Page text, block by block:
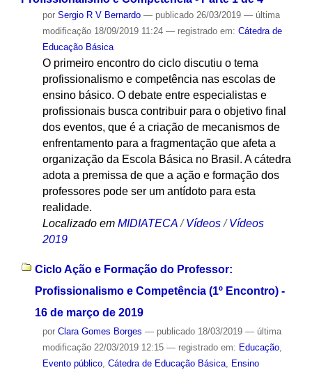
por Sergio R V Bernardo — publicado26/03/2019 — última
modificação18/09/2019 11:24 — registrado em: Cátedra de
Educação Básica
O primeiro encontro do ciclo discutiu o tema
profissionalismo e competência nas escolas de
ensino básico. O debate entre especialistas e
profissionais busca contribuir para o objetivo final
dos eventos, que é a criação de mecanismos de
enfrentamento para a fragmentação que afeta a
organização da Escola Básica no Brasil. A cátedra
adota a premissa de que a ação e formação dos
professores pode ser um antídoto para esta
realidade.
Localizado em MIDIATECA /Vídeos /Vídeos
2019
Ciclo Ação e Formação do Professor:
Profissionalismo e Competência (1º Encontro) -
16 de março de 2019
por Clara Gomes Borges — publicado18/03/2019 — última
modificação22/03/2019 12:15 — registrado em: Educação,
Evento público, Cátedra de Educação Básica, Ensino